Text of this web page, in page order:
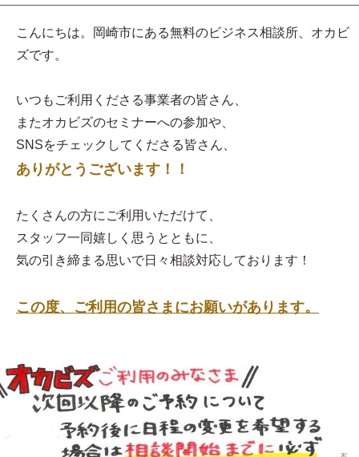
こんにちは。岡崎市にある無料のビジネス相談所、オカビ
ズです。
いつもご利用くださる事業者の皆さん、
またオカビズのセミナーへの参加や、
SNSをチェックしてくださる皆さん、
ありがとうございます！！
たくさんの方にご利用いただけて、
スタッフ一同嬉しく思うとともに、
気の引き締まる思いで日々相談対応しております！
この度、ご利用の皆さまにお願いがあります。